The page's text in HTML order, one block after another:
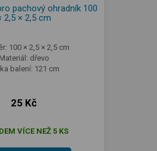
pachový ohradník 100
2,5 × 2,5 cm
100 × 2,5 × 2,5 cm
Materiál: dřevo
balení: 121 cm
25 Kč
VÍCE NEŽ 5 KS